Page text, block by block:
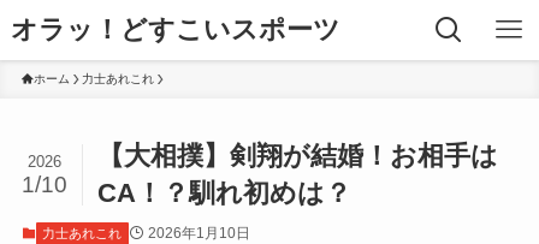
オラッ！どすこいスポーツ
ホーム 力士あれこれ
【大相撲】剣翔が結婚！お相手は
CA！？馴れ初めは？
2026
1/10
力士あれこれ 2026年1月10日